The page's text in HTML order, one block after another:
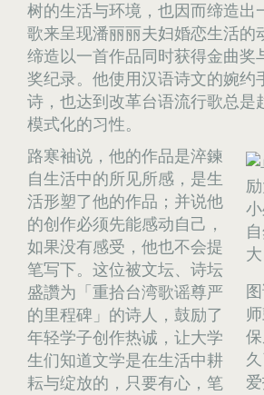
树的生活与环境，也因而缔造出
歌来呈现潘丽丽夫妇婚恋生活的
缔造以一首作品同时获得金曲奖
奖纪录。他使用汉语诗文的婉约
诗，也达到改革台语流行歌总是
模式化的习性。
爱
路寒袖说，他的作品是淬鍊
自生活中的所见所感，是生
活形塑了他的作品；并说他
的创作必须先能感动自己，
如果没有感受，他也不会提
笔写下。这位被文坛、诗坛
盛讚为「重拾台湾歌谣尊严
的里程碑」的诗人，鼓励了
年轻学子创作热诚，让大学
生们知道文学是在生活中耕
耘与绽放的，只要有心，笔